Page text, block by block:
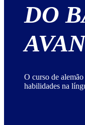
DO
O curso de
habilidades na